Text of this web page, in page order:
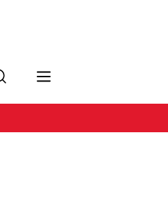
Buscar